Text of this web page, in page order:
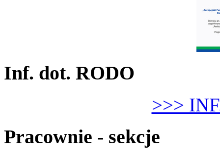
Inf. dot. RODO
>>>
Pracownie - sekcje